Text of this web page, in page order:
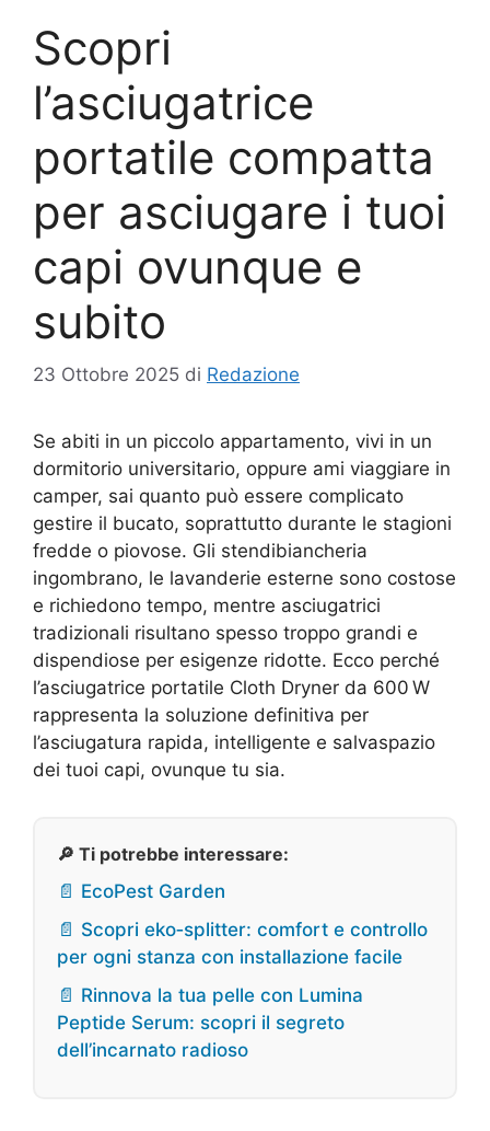
Scopri
l’asciugatrice
portatile compatta
per asciugare i tuoi
capi ovunque e
subito
23 Ottobre 2025 di Redazione
Se abiti in un piccolo appartamento, vivi in un
dormitorio universitario, oppure ami viaggiare in
camper, sai quanto può essere complicato
gestire il bucato, soprattutto durante le stagioni
fredde o piovose. Gli stendibiancheria
ingombrano, le lavanderie esterne sono costose
e richiedono tempo, mentre asciugatrici
tradizionali risultano spesso troppo grandi e
dispendiose per esigenze ridotte. Ecco perché
l’asciugatrice portatile Cloth Dryner da 600 W
rappresenta la soluzione definitiva per
l’asciugatura rapida, intelligente e salvaspazio
dei tuoi capi, ovunque tu sia.
🔎 Ti potrebbe interessare:
📄 EcoPest Garden
📄 Scopri eko‑splitter: comfort e controllo
per ogni stanza con installazione facile
📄 Rinnova la tua pelle con Lumina
Peptide Serum: scopri il segreto
dell’incarnato radioso